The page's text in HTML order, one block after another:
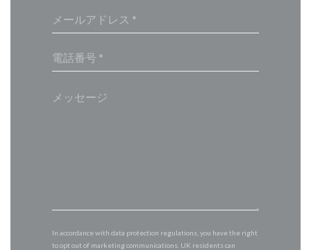
In accordance with data protection regulations, you have the right
to opt out of marketing communications. UK residents can